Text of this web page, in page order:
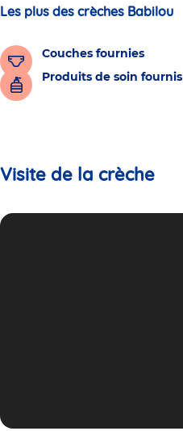
Les plus des crèches Babilou
Couches fournies
Produits de soin fournis
Visite de la crèche